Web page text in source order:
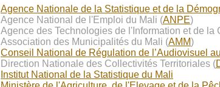
Agence Nationale de la Statistique et de la
Agence National de l'Emploi du Mali (ANPE)
Agence des Technologies de l'Information et de la
Association des Municipalités du Mali (AMM)
Conseil National de Régulation de l’Audiovisuel
Direction Nationale des Collectivités Territoriales (
Institut National de la Statistique du Mali